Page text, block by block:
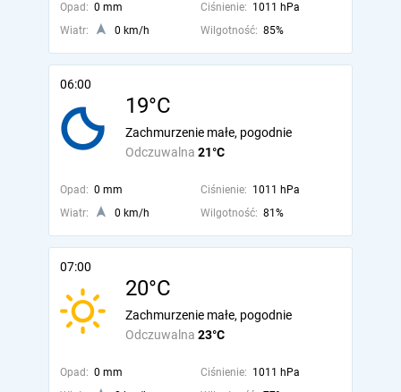
Opad: 0 mm Ciśnienie: 1011 hPa
Wiatr:
0 km/h Wilgotność: 85%
06:00
19°C
Odczuwalna 21°C
Zachmurzenie małe, pogodnie
Opad: 0 mm Ciśnienie: 1011 hPa
Wiatr:
0 km/h Wilgotność: 81%
07:00
20°C
Odczuwalna 23°C
Zachmurzenie małe, pogodnie
Opad: 0 mm Ciśnienie: 1011 hPa